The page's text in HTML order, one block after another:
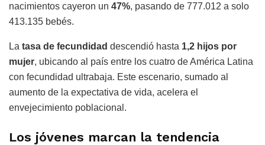
nacimientos cayeron un 47%, pasando de 777.012 a solo
413.135 bebés.
La tasa de fecundidad descendió hasta 1,2 hijos por
mujer, ubicando al país entre los cuatro de América Latina
con fecundidad ultrabaja. Este escenario, sumado al
aumento de la expectativa de vida, acelera el
envejecimiento poblacional.
Los jóvenes marcan la tendencia